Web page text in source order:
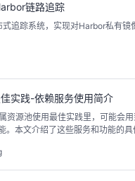
链路追踪
追踪系统，实现对Harbor私有镜
实践-依赖服务使用简介
资源池使用最佳实践里，可能会
。本文介绍了这些服务和功能的具